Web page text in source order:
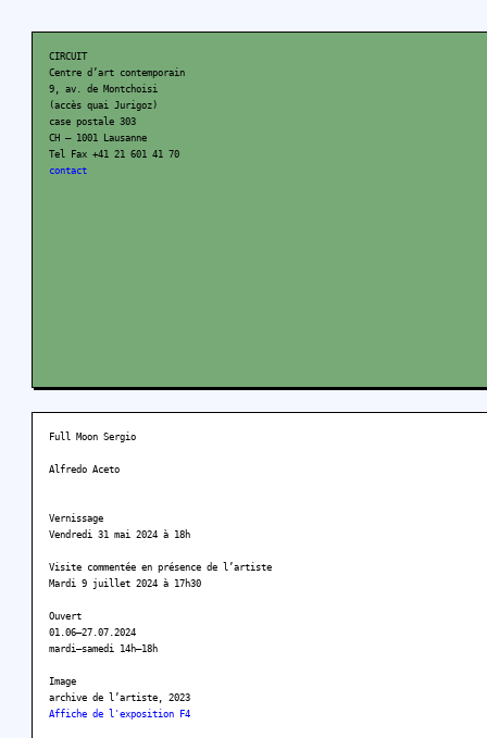
CIRCUIT
Centre d’art contemporain
9, av. de Montchoisi
(accès quai Jurigoz)
case postale 303
CH – 1001 Lausanne
Tel Fax +41 21 601 41 70
contact
Full Moon Sergio
Alfredo Aceto
Vernissage
Vendredi 31 mai 2024 à 18h
Visite commentée en présence de l’artiste
Mardi 9 juillet 2024 à 17h30
Ouvert
01.06–27.07.2024
mardi–samedi 14h–18h
Image
archive de l’artiste, 2023
Affiche de l'exposition F4